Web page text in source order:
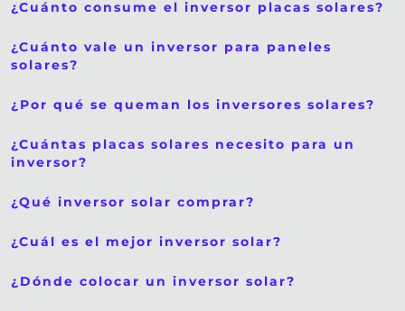
¿Cuánto consume el inversor placas solares?
¿Cuánto vale un inversor para paneles
solares?
¿Por qué se queman los inversores solares?
¿Cuántas placas solares necesito para un
inversor?
¿Qué inversor solar comprar?
¿Cuál es el mejor inversor solar?
¿Dónde colocar un inversor solar?